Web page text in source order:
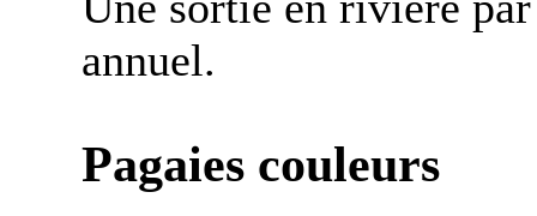
annuel.
Pagaies couleurs